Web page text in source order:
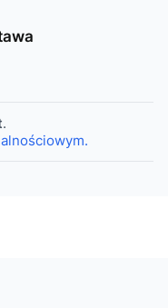
.